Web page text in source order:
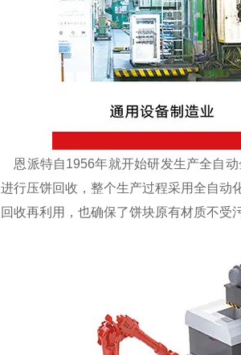
恩派特自1956年就开始研发生产全自动
进行压饼回收，整个生产过程采用全自动
回收再利用，也确保了饼块原有材质不受